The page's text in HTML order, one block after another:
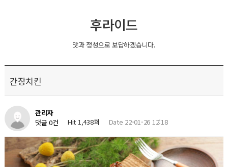
후라이드
맛과 정성으로 보답하겠습니다.
간장치킨
관리자
댓글 0건
Hit 1,438회 Date 22-01-26 12:18